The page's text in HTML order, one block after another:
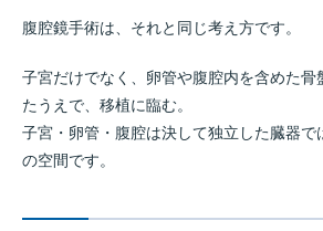
腹腔鏡手術は、それと同じ考え方です。
子宮だけでなく、卵管や腹腔内を含めた骨
たうえで、移植に臨む。
子宮・卵管・腹腔は決して独立した臓器で
の空間です。